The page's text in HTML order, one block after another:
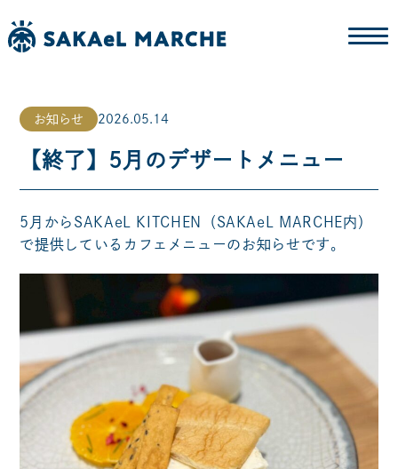
お知らせ 2026.05.14
【終了】5月のデザートメニュー
5月からSAKAeL KITCHEN（SAKAeL MARCHE内）
で提供しているカフェメニューのお知らせです。